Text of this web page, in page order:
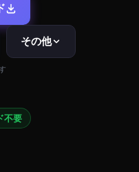
その他
不要